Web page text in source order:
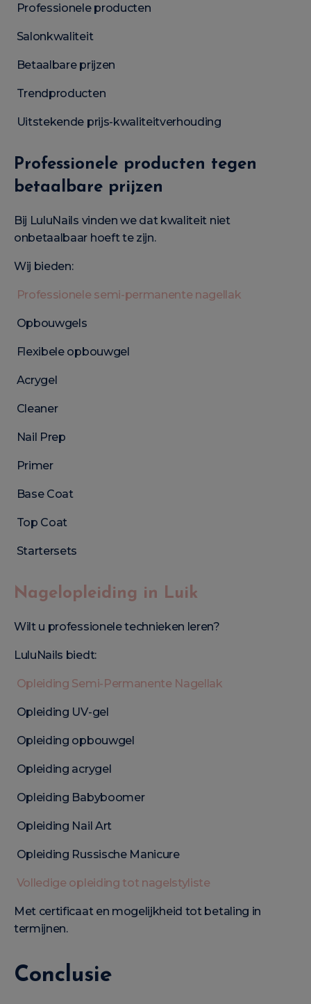
Professionele producten
Salonkwaliteit
Betaalbare prijzen
Trendproducten
Uitstekende prijs-kwaliteitverhouding
Professionele producten tegen
betaalbare prijzen
Bij LuluNails vinden we dat kwaliteit niet
onbetaalbaar hoeft te zijn.
Wij bieden:
Professionele semi-permanente nagellak
Opbouwgels
Flexibele opbouwgel
Acrygel
Cleaner
Nail Prep
Primer
Base Coat
Top Coat
Startersets
Nagelopleiding in Luik
Wilt u professionele technieken leren?
LuluNails biedt:
Opleiding Semi-Permanente Nagellak
Opleiding UV-gel
Opleiding opbouwgel
Opleiding acrygel
Opleiding Babyboomer
Opleiding Nail Art
Opleiding Russische Manicure
Volledige opleiding tot nagelstyliste
Met certificaat en mogelijkheid tot betaling in
termijnen.
Conclusie